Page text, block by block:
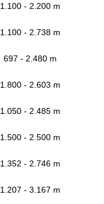
1.100 - 2.200 m
1.100 - 2.738 m
697 - 2.480 m
1.800 - 2.603 m
1.050 - 2.485 m
1.500 - 2.500 m
1.352 - 2.746 m
1.207 - 3.167 m